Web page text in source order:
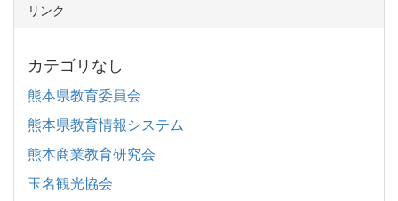
リンク
カテゴリなし
熊本県教育委員会
熊本県教育情報システム
熊本商業教育研究会
玉名観光協会